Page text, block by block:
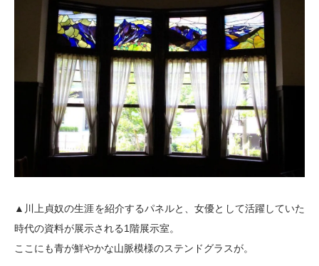
▲川上貞奴の生涯を紹介するパネルと、女優として活躍していた
時代の資料が展示される1階展示室。
ここにも青が鮮やかな山脈模様のステンドグラスが。